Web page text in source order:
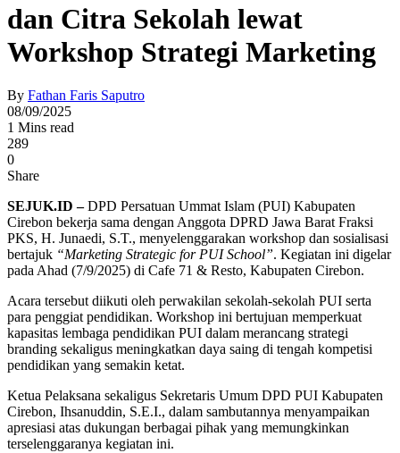
dan Citra Sekolah lewat
Workshop Strategi Marketing
By Fathan Faris Saputro
08/09/2025
1 Mins read
289
0
Share
SEJUK.ID –DPD Persatuan Ummat Islam (PUI) Kabupaten
Cirebon bekerja sama dengan Anggota DPRD Jawa Barat Fraksi
PKS, H. Junaedi, S.T., menyelenggarakan workshop dan sosialisasi
bertajuk “Marketing Strategic for PUI School”. Kegiatan ini digelar
pada Ahad (7/9/2025) di Cafe 71 & Resto, Kabupaten Cirebon.
Acara tersebut diikuti oleh perwakilan sekolah-sekolah PUI serta
para penggiat pendidikan. Workshop ini bertujuan memperkuat
kapasitas lembaga pendidikan PUI dalam merancang strategi
branding sekaligus meningkatkan daya saing di tengah kompetisi
pendidikan yang semakin ketat.
Ketua Pelaksana sekaligus Sekretaris Umum DPD PUI Kabupaten
Cirebon, Ihsanuddin, S.E.I., dalam sambutannya menyampaikan
apresiasi atas dukungan berbagai pihak yang memungkinkan
terselenggaranya kegiatan ini.